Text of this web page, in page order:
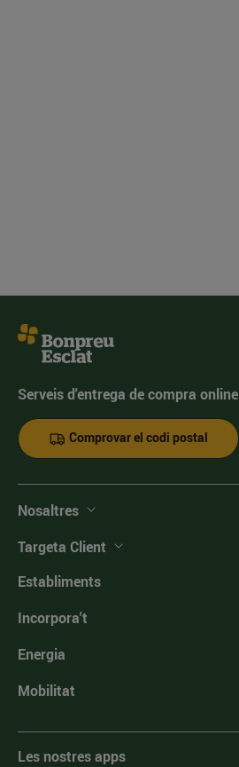
Serveis d'entrega de compra online
Comprovar el codi postal
Nosaltres
Targeta Client
Establiments
Incorpora't
Energia
Mobilitat
Les nostres apps